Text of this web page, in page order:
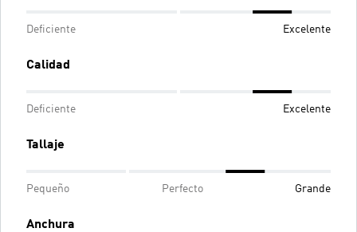
Deficiente Excelente
Calidad
Deficiente Excelente
Tallaje
Pequeño Perfecto Grande
Anchura